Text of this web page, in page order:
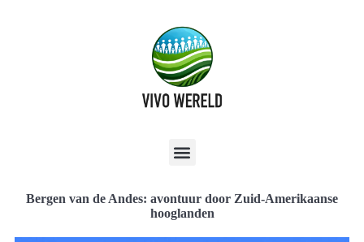
Bergen van de Andes: avontuur door Zuid-Amerikaanse
hooglanden